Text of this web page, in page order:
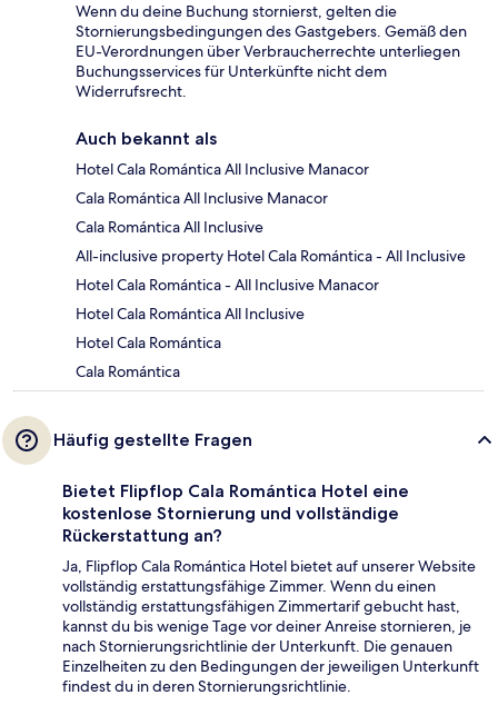
Wenn du deine Buchung stornierst, gelten die
Stornierungsbedingungen des Gastgebers. Gemäß den
EU-Verordnungen über Verbraucherrechte unterliegen
Buchungsservices für Unterkünfte nicht dem
Widerrufsrecht.
Auch bekannt als
Hotel Cala Romántica All Inclusive Manacor
Cala Romántica All Inclusive Manacor
Cala Romántica All Inclusive
All-inclusive property Hotel Cala Romántica - All Inclusive
Hotel Cala Romántica - All Inclusive Manacor
Hotel Cala Romántica All Inclusive
Hotel Cala Romántica
Cala Romántica
Häufig gestellte Fragen
Bietet Flipflop Cala Romántica Hotel eine
kostenlose Stornierung und vollständige
Rückerstattung an?
Ja, Flipflop Cala Romántica Hotel bietet auf unserer Website
vollständig erstattungsfähige Zimmer. Wenn du einen
vollständig erstattungsfähigen Zimmertarif gebucht hast,
kannst du bis wenige Tage vor deiner Anreise stornieren, je
nach Stornierungsrichtlinie der Unterkunft. Die genauen
Einzelheiten zu den Bedingungen der jeweiligen Unterkunft
findest du in deren Stornierungsrichtlinie.